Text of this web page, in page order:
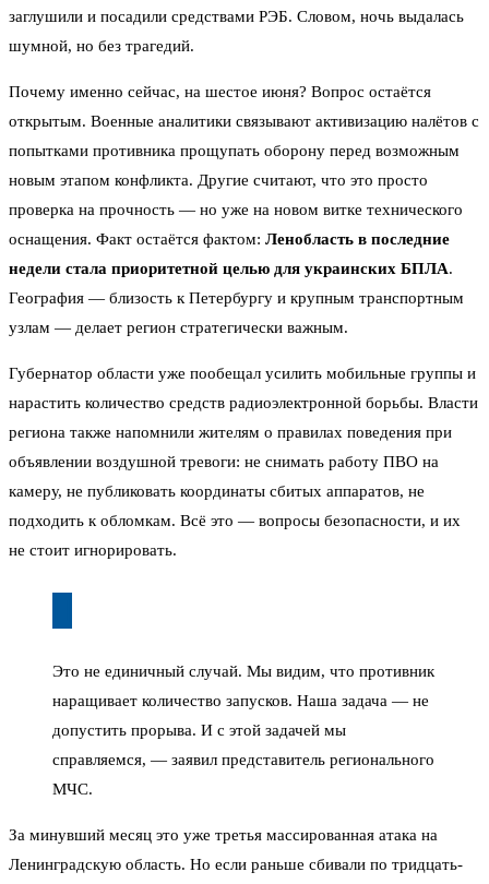
заглушили и посадили средствами РЭБ. Словом, ночь выдалась
шумной, но без трагедий.
Почему именно сейчас, на шестое июня? Вопрос остаётся
открытым. Военные аналитики связывают активизацию налётов с
попытками противника прощупать оборону перед возможным
новым этапом конфликта. Другие считают, что это просто
проверка на прочность — но уже на новом витке технического
оснащения. Факт остаётся фактом: Ленобласть в последние
недели стала приоритетной целью для украинских БПЛА.
География — близость к Петербургу и крупным транспортным
узлам — делает регион стратегически важным.
Губернатор области уже пообещал усилить мобильные группы и
нарастить количество средств радиоэлектронной борьбы. Власти
региона также напомнили жителям о правилах поведения при
объявлении воздушной тревоги: не снимать работу ПВО на
камеру, не публиковать координаты сбитых аппаратов, не
подходить к обломкам. Всё это — вопросы безопасности, и их
не стоит игнорировать.
Это не единичный случай. Мы видим, что противник
наращивает количество запусков. Наша задача — не
допустить прорыва. И с этой задачей мы
справляемся, — заявил представитель регионального
МЧС.
За минувший месяц это уже третья массированная атака на
Ленинградскую область. Но если раньше сбивали по тридцать-